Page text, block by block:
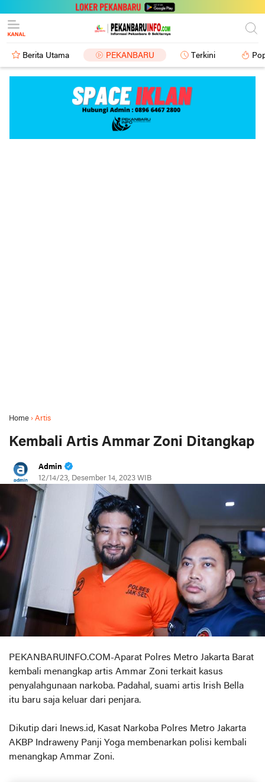
Berita Utama PEKANBARU Terkini
Home › Artis
Kembali Artis Ammar Zoni Ditangkap
Admin
12/14/23, Desember 14, 2023 WIB
PEKANBARUINFO.COM-Aparat Polres Metro Jakarta Barat
kembali menangkap artis Ammar Zoni terkait kasus
penyalahgunaan narkoba. Padahal, suami artis Irish Bella
itu baru saja keluar dari penjara.
Dikutip dari Inews.id, Kasat Narkoba Polres Metro Jakarta
AKBP Indraweny Panji Yoga membenarkan polisi kembali
menangkap Ammar Zoni.